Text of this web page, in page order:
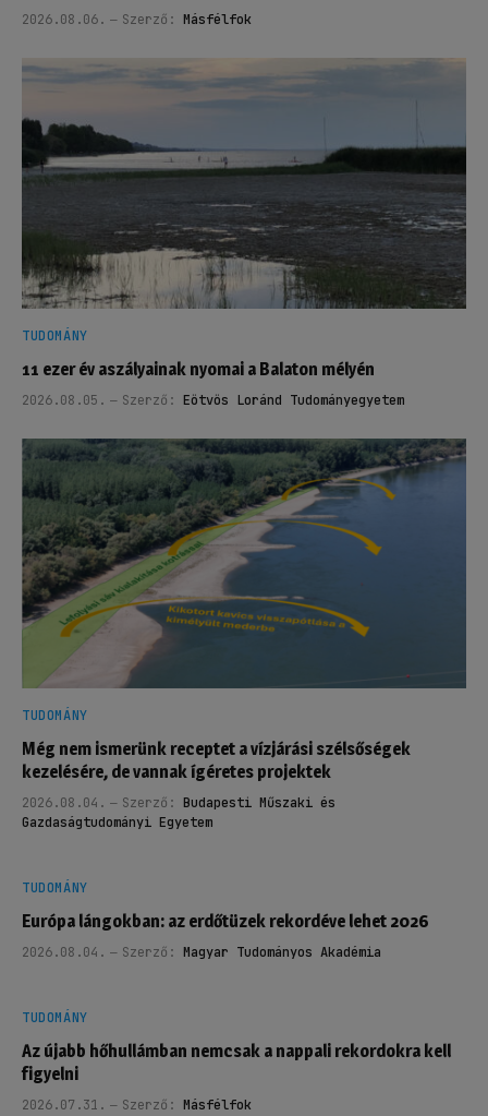
2026.08.06. Szerző: Másfélfok
TUDOMÁNY
11 ezer év aszályainak nyomai a Balaton mélyén
2026.08.05. Szerző: Eötvös Loránd Tudományegyetem
TUDOMÁNY
Még nem ismerünk receptet a vízjárási szélsőségek
kezelésére, de vannak ígéretes projektek
2026.08.04. Szerző: Budapesti Műszaki és
Gazdaságtudományi Egyetem
TUDOMÁNY
Európa lángokban: az erdőtüzek rekordéve lehet 2026
2026.08.04. Szerző: Magyar Tudományos Akadémia
TUDOMÁNY
Az újabb hőhullámban nemcsak a nappali rekordokra kell
figyelni
2026.07.31. Szerző: Másfélfok